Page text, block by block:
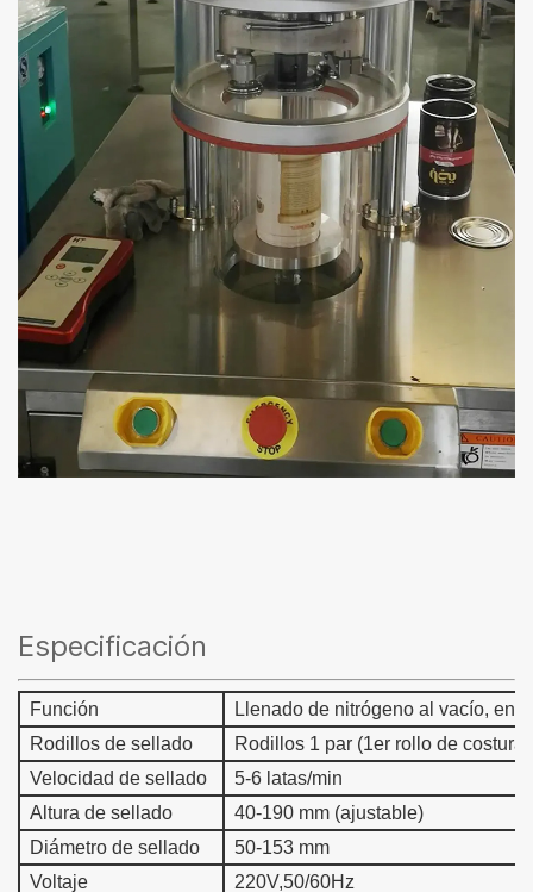
Especificación
Función
Llenado de nitrógeno al vacío,
Rodillos de sellado
Rodillos 1 par (1er rollo de costura
Velocidad de sellado
5-6 latas/min
Altura de sellado
40-190 mm (ajustable)
Diámetro de sellado
50-153 mm
Voltaje
220V,50/60Hz